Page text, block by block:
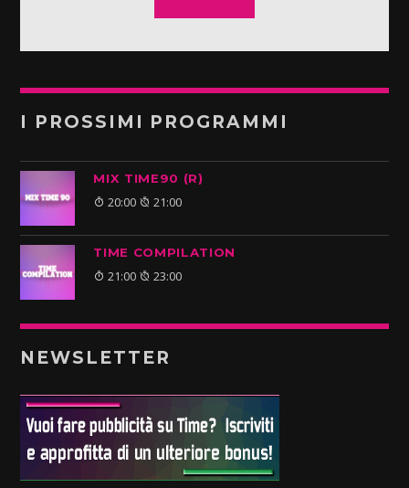
I PROSSIMI PROGRAMMI
MIX TIME90 (R)
20:00 21:00
TIME COMPILATION
21:00 23:00
NEWSLETTER